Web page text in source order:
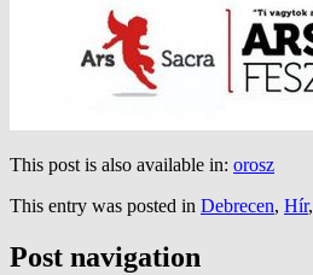
This post is also available in: orosz
This entry was posted in Debrecen, Hír,
Post navigation